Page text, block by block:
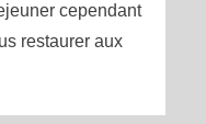
cependant
restaurer aux